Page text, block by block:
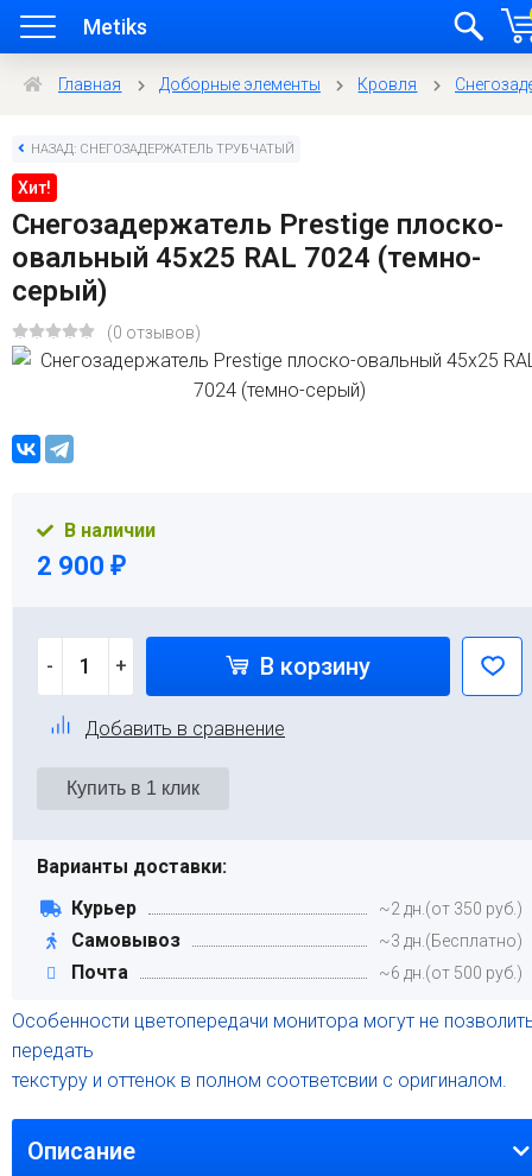
Metiks
Главная Доборные элементы Кровля
НАЗАД: СНЕГОЗАДЕРЖАТЕЛЬ ТРУБЧАТЫЙ
Хит!
Снегозадержатель Prestige плоско-
овальный 45x25 RAL 7024 (темно-
серый)
(0 отзывов)
В наличии
2 900 ₽
- + В корзину
Добавить в сравнение
Варианты доставки:
Курьер
~2 дн.(от 350 руб.)
Самовывоз ~3 дн.(Бесплатно)
Почта ~6 дн.(от 500 руб.)
Особенности цветопередачи монитора могут не
передать
текстуру и оттенок в полном соответсвии с оригиналом.
Описание